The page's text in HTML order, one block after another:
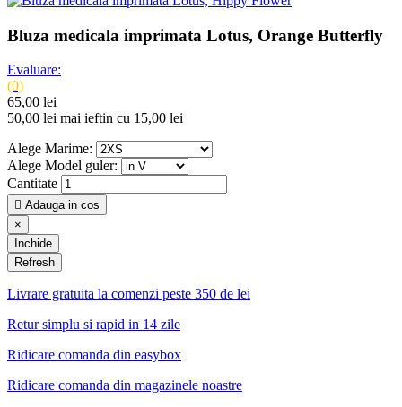
Bluza medicala imprimata Lotus, Orange Butterfly
Evaluare:
(0)
65,00 lei
50,00 lei mai ieftin cu 15,00 lei
Alege Marime:
Alege Model guler:
Cantitate
 Adauga in cos
×
Inchide
Livrare gratuita la comenzi peste 350 de lei
Retur simplu si rapid in 14 zile
Ridicare comanda din easybox
Ridicare comanda din magazinele noastre